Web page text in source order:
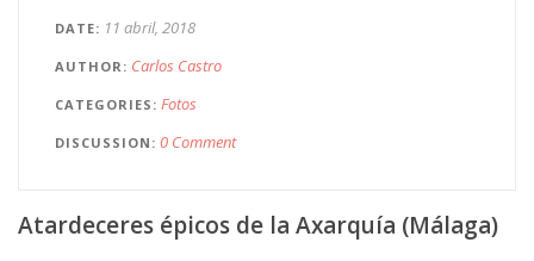
DATE 11 abril, 2018
AUTHOR Carlos Castro
CATEGORIES Fotos
DISCUSSION 0 Comment
Atardeceres épicos de la Axarquía (Málaga)